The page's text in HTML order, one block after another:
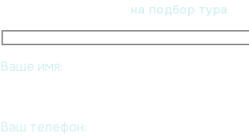
на подбор тура
Ваше имя:
Ваш телефон: